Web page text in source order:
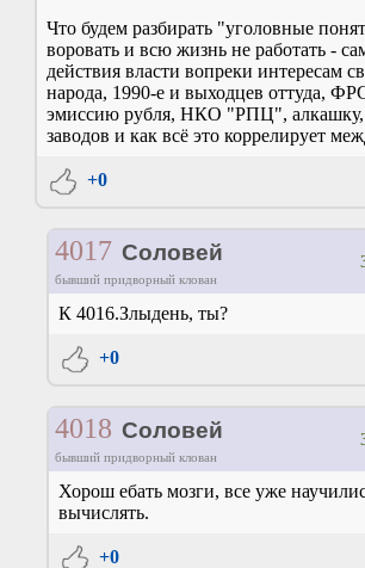
Что будем разбирать "уголовные
воровать и всю жизнь не работать -
действия власти вопреки интересам
народа, 1990-е и выходцев оттуда,
эмиссию рубля, НКО "РПЦ", алкашку,
заводов и как всё это коррелирует
+0
4017 Соловей
бывший придворный клован
К 4016.Злыдень, ты?
+0
4018 Соловей
бывший придворный клован
Хорош ебать мозги, все уже
вычислять.
+0